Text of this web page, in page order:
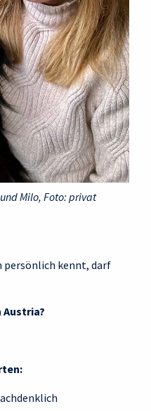
Milo, Foto: privat
persönlich kennt, darf
Austria?